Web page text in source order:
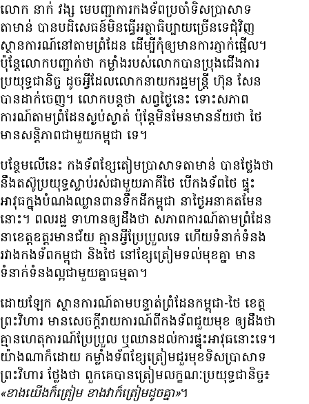
លោក នាក់ វង្ស មេ​បញ្ជាការ​កងទ័ព​ប្រចាំ​ទិស​ប្រាសាទ​
តាមាន់ បាន​បដិសេធន៍​មិន​ធ្វើ​អត្ថាធិប្បាយ​ច្រើន​ទេ​ជុំវិញ​
ស្ថានការណ៍​នៅ​តាម​ព្រំដែន ដើម្បី​កុំ​ឲ្យ​មាន​ការ​ភ្ញាក់​ផ្អើល។
ប៉ុន្តែ​លោក​បញ្ជាក់​ថា កម្លាំង​របស់​លោក​បាន​ប្រុង​ជើង​ការ​
ប្រយុទ្ធ​ជានិច្ច ដូច​អ្វី​ដែល​លោក​នាយក​រដ្ឋមន្ត្រី ហ៊ុន សែន
បាន​ដាក់​ចេញ។ លោក​បន្ត​ថា សព្វថ្ងៃ​នេះ ទោះ​សភាព
ការណ៍​តាម​ព្រំដែន​ស្ងប់ស្ងាត់ ប៉ុន្តែ​មិន​មែន​មាន​ន័យ​ថា ថៃ
មាន​សន្តិភាព​ជាមួយ​កម្ពុជា ទេ។
បន្ថែម​លើ​នេះ កងទ័ព​ខ្សែ​តៀម​ប្រាសាទ​តាមាន់ បាន​ថ្លែង​ថា
នឹង​តស៊ូ​ប្រយុទ្ធ​ស្លាប់​រស់​ជាមួយ​ភាគី​ថៃ បើ​កងទ័ព​ថៃ ផ្ទុះ​
អាវុធ​ក្នុង​បំណង​ឈ្លាន​ពាន​ទឹកដី​កម្ពុជា នា​ថ្ងៃ​អនាគត​មែន​
នោះ។ ពលរដ្ឋ ទាហាន​ឲ្យ​ដឹង​ថា សភាពការណ៍​តាម​ព្រំដែន​
នា​ខេត្ត​ឧត្តរមានជ័យ គ្មាន​អ្វី​ប្រែប្រួល​ទេ ហើយ​ទំនាក់​ទំនង​
រវាង​កងទ័ព​កម្ពុជា និង​ថៃ នៅ​ខ្សែ​ត្រៀម​ទល់​មុខ​គ្នា មាន​
ទំនាក់​ទំនង​ល្អ​ជាមួយ​គ្នា​ធម្មតា។
ដោយ​ឡែក ស្ថានការណ៍​តាម​បន្ទាត់​ព្រំដែន​កម្ពុជា-ថៃ ខេត្ត​
ព្រះវិហារ មាន​សេចក្តី​រាយការណ៍​ពី​កងទ័ព​ជួយ​មុខ ឲ្យ​ដឹង​ថា
គ្មាន​ហេតុការណ៍​ប្រែប្រួល ឬ​ឈាន​ដល់​ការ​ផ្ទុះ​អាវុធ​នោះ​ទេ។
យ៉ាង​ណា​ក៏ដោយ កម្លាំង​ទ័ព​ខ្សែ​ត្រៀម​ជួរ​មុខ​ទិស​ប្រាសាទ​
ព្រះវិហារ ថ្លែង​ថា ពួក​គេ​បាន​ត្រៀម​លក្ខណៈ​ប្រយុទ្ធ​ជានិច្ច៖
«ខាង​យើង​ក៏​ត្រៀម ខាង​វា​ក៏​ត្រៀម​ដូច​គ្នា»។